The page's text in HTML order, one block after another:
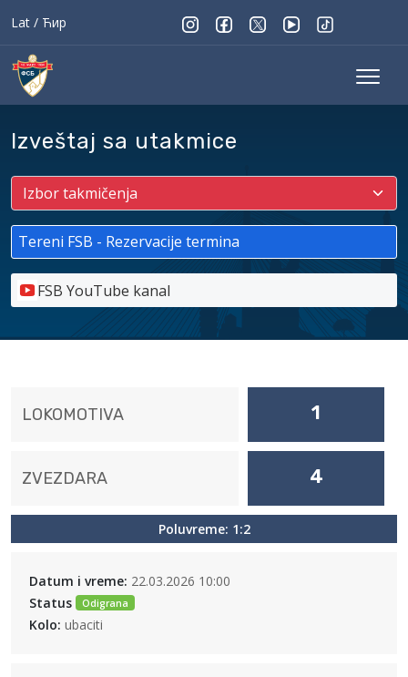
Lat / Ћир
Izveštaj sa utakmice
Tereni FSB - Rezervacije termina
FSB YouTube kanal
LOKOMOTIVA 1
ZVEZDARA 4
Poluvreme: 1:2
Datum i vreme: 22.03.2026 10:00
Status
Odigrana
Kolo: ubaciti